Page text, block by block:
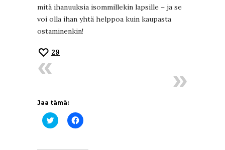
mitä ihanuuksia isommillekin lapsille – ja se
voi olla ihan yhtä helppoa kuin kaupasta
ostaminenkin!
29
Jaa tämä:
Jaa
Twitterissä(Avautuu
Jaa
Facebookissa(Avautuu